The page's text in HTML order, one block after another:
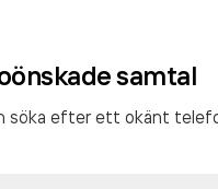
samtal
söka efter ett okänt